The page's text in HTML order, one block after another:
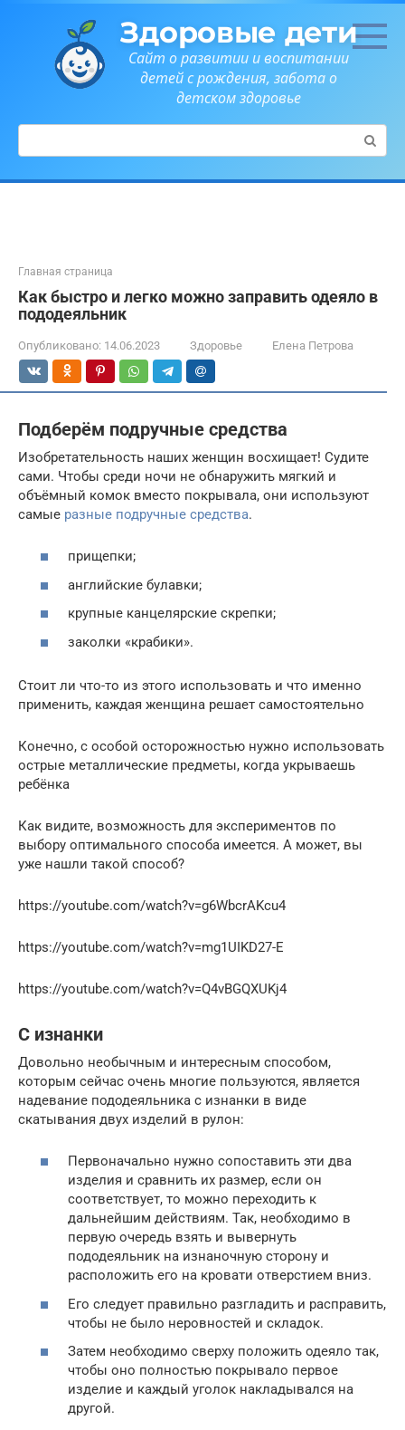
Здоровые дети
Сайт о развитии и воспитании
детей с рождения, забота о
детском здоровье
Поиск:
Главная страница
Как быстро и легко можно заправить одеяло в
пододеяльник
Опубликовано: 14.06.2023 Здоровье Елена Петрова
Подберём подручные средства
Изобретательность наших женщин восхищает! Судите
сами. Чтобы среди ночи не обнаружить мягкий и
объёмный комок вместо покрывала, они используют
самые разные подручные средства.
прищепки;
английские булавки;
крупные канцелярские скрепки;
заколки «крабики».
Стоит ли что-то из этого использовать и что именно
применить, каждая женщина решает самостоятельно
Конечно, с особой осторожностью нужно использовать
острые металлические предметы, когда укрываешь
ребёнка
Как видите, возможность для экспериментов по
выбору оптимального способа имеется. А может, вы
уже нашли такой способ?
https://youtube.com/watch?v=g6WbcrAKcu4
https://youtube.com/watch?v=mg1UIKD27-E
https://youtube.com/watch?v=Q4vBGQXUKj4
С изнанки
Довольно необычным и интересным способом,
которым сейчас очень многие пользуются, является
надевание пододеяльника с изнанки в виде
скатывания двух изделий в рулон:
Первоначально нужно сопоставить эти два
изделия и сравнить их размер, если он
соответствует, то можно переходить к
дальнейшим действиям. Так, необходимо в
первую очередь взять и вывернуть
пододеяльник на изнаночную сторону и
расположить его на кровати отверстием вниз.
Его следует правильно разгладить и расправить,
чтобы не было неровностей и складок.
Затем необходимо сверху положить одеяло так,
чтобы оно полностью покрывало первое
изделие и каждый уголок накладывался на
другой.